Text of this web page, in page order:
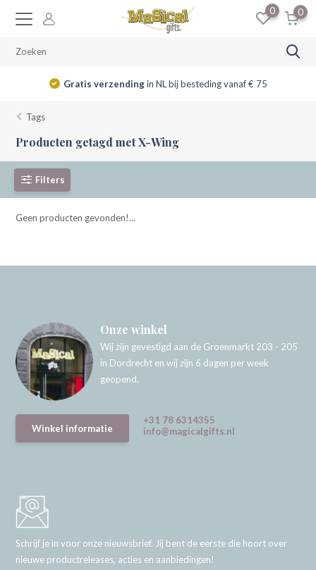
0 0
Gratis verzendingin NL bij besteding vanaf € 75
Tags
Producten getagd met X-Wing
Filters
Geen producten gevonden!...
Onze winkel
Wij zijn gevestigd aan de Groenmarkt 203 - 205
in Dordrecht en wij zijn 6 dagen per week
geopend.
Winkel informatie
+31 78 6314355
info@magicalgifts.nl
Schrijf je in voor onze nieuwsbrief. Jij bent de eerste die hoort over
nieuwe productreleases, acties en aanbiedingen!